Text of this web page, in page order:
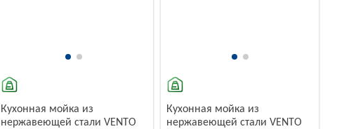
Кухонная мойка из
нержавеющей стали VENTO
Кухонная мойка из
нержавеющей стали VENTO